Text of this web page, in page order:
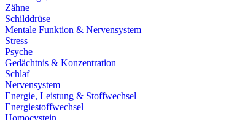
Zähne
Schilddrüse
Mentale Funktion & Nervensystem
Stress
Psyche
Gedächtnis & Konzentration
Schlaf
Nervensystem
Energie, Leistung & Stoffwechsel
Energiestoffwechsel